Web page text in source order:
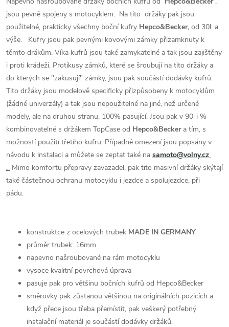
jsou pevně spojeny s motocyklem. Na tito držáky pak jsou
použitelné, prakticky všechny boční kufry Hepco&Becker, od 30l. a
výše. Kufry jsou pak pevnými kovovými zámky přizamknuty k
těmto drákům. Víka kufrů jsou také zamykatelné a tak jsou zajištěny
i proti krádeži. Protikusy zámků, které se šroubují na tito držáky a
do kterých se "zakusují" zámky, jsou pak součástí dodávky kufrů.
Tito držáky jsou modelově specificky přizpůsobeny k motocyklům
(žádné univerzály) a tak jsou nepoužitelné na jiné, než určené
modely, ale na druhou stranu, 100% pasující. Jsou pak v 90-i %
kombinovatelné s držákem TopCase od Hepco&Beckera tím, s
možností použití třetího kufru. Případné omezení jsou popsány v
návodu k instalaci a můžete se zeptat také na samoto@volny.cz
. Mimo komfortu přepravy zavazadel, pak tito masivní držáky skýtají
také částečnou ochranu motocyklu i jezdce a spolujezdce, při
pádu.
konstruktce z ocelových trubek MADE IN GERMANY
průměr trubek: 16mm
napevno našroubované na rám motocyklu
vysoce kvalitní povrchová úprava
pasuje pak pro většinu bočních kufrů od Hepco&Becker
směrovky pak zůstanou většinou na originálních pozicích a
když přece jsou třeba přemístit, pak veškerý potřebný
instalační materiál je součástí dodávky držáků.